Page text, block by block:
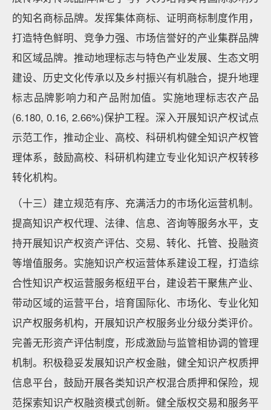
的知名商标品牌。发挥集体商标、证明商标制度作用，
打造特色鲜明、竞争力强、市场信誉好的产业集群品牌
和区域品牌。推动地理标志与特色产业发展、生态文明
建设、历史文化传承以及乡村振兴有机融合，提升地理
标志品牌影响力和产品附加值。实施地理标志农产品
(6.180, 0.16, 2.66%)保护工程。深入开展知识产权试点
示范工作，推动企业、高校、科研机构健全知识产权管
理体系，鼓励高校、科研机构建立专业化知识产权转移
转化机构。
（十三）建立规范有序、充满活力的市场化运营机制。
提高知识产权代理、法律、信息、咨询等服务水平，支
持开展知识产权资产评估、交易、转化、托管、投融资
等增值服务。实施知识产权运营体系建设工程，打造综
合性知识产权运营服务枢纽平台，建设若干聚焦产业、
带动区域的运营平台，培育国际化、市场化、专业化知
识产权服务机构，开展知识产权服务业分级分类评价。
完善无形资产评估制度，形成激励与监管相协调的管理
机制。积极稳妥发展知识产权金融，健全知识产权质押
信息平台，鼓励开展各类知识产权混合质押和保险，规
范探索知识产权融资模式创新。健全版权交易和服务平